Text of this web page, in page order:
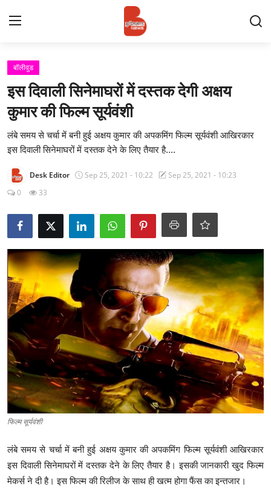
Contact
प्रमुख ख़बर
राज्य
बुन्देलखण्ड
वीडियो
क्राइम
स्पोर्ट्स
मनोरंजन
गैलरी
बॉलीवुड
इस दिवाली सिनेमाघरों में दस्तक देगी अक्षय
कुमार की फिल्म सूर्यवंशी
लंबे समय से चर्चा में बनी हुई अक्षय कुमार की अपकमिंग फिल्म सूर्यवंशी आखिरकार
इस दिवाली सिनेमाघरों में दस्तक देने के लिए तैयार है....
Desk Editor Sep 25, 2021 - 10:22
Sep 25, 2021 - 10:23
0
33
फिल्म सूर्यवंशी
लंबे समय से चर्चा में बनी हुई अक्षय कुमार की अपकमिंग फिल्म सूर्यवंशी आखिरकार
इस दिवाली सिनेमाघरों में दस्तक देने के लिए तैयार है। इसकी जानकारी खुद फिल्म
मेकर्स ने दी है। इस फिल्म की रिलीज के साथ ही खत्म होगा फैंस का इन्तजार।